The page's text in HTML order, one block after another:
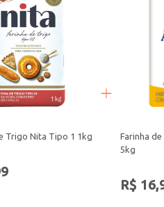
Trigo Nita Tipo 1 1kg
Farinha
5kg
R$